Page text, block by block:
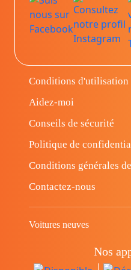
Conditions d'utilisation
Aidez-moi
Conseils de sécurité
Politique de
Conditions générales
Contactez-nous
Voitures neuves
Nos